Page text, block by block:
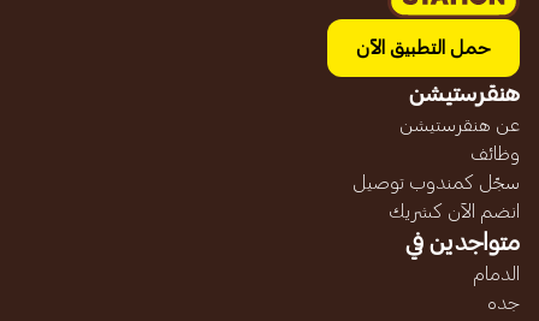
حمل التطبيق الآن
هنقرستيشن
عن هنقرستيشن
وظائف
سجّل كمندوب توصيل
انضم الآن كشريك
متواجدين في
الدمام
جده